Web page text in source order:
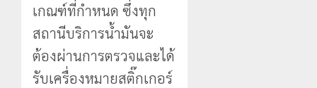
เกณฑ์ที่กำหนด ซึ่งทุก
สถานีบริการน้ำมันจะ
ต้องผ่านการตรวจและได้
รับเครื่องหมายสติ๊กเกอร์